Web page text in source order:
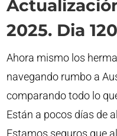
2025. Dia
Ahora mismo los
navegando rumbo a
comparando todo lo
Están a pocos días de